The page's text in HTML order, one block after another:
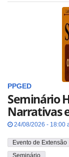
PPGED
Seminário
Narrativas
24/08/2026 - 18:00
Evento de Extensão
Seminário